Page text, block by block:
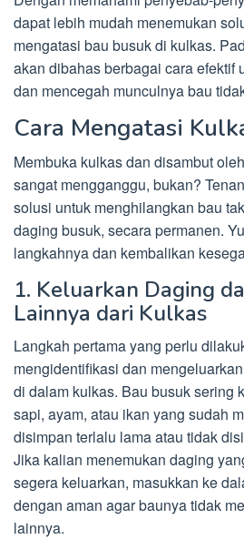
dapat lebih mudah menemukan
mengatasi bau busuk di kulkas.
akan dibahas berbagai cara efektif
dan mencegah munculnya bau
Cara Mengatasi
Membuka kulkas dan disambut
sangat mengganggu, bukan?
solusi untuk menghilangkan bau
daging busuk, secara permanen.
langkahnya dan kembalikan
1. Keluarkan Daging
Lainnya dari Kulkas
Langkah pertama yang perlu
mengidentifikasi dan
di dalam kulkas. Bau busuk sering
sapi, ayam, atau ikan yang sudah
disimpan terlalu lama atau tidak
Jika kalian menemukan daging
segera keluarkan, masukkan ke
dengan aman agar baunya tidak
lainnya.